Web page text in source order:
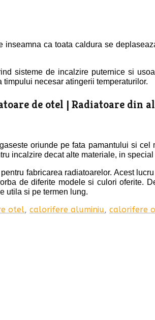
ca toata caldura se
sisteme de incalzire puternice si
necesar atingerii temperaturilor.
de otel | Radiatoare din
oriunde pe fata pamantului si
incalzire decat alte materiale, in
fabricarea radiatoarelor. Acest
de diferite modele si culori oferite.
utila si pe termen lung.
otel, calorifere aluminiu, calorifere